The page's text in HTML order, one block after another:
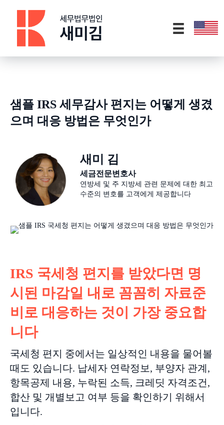
샘플 IRS 세무감사 편지는 어떻게 생겼
으며 대응 방법은 무엇인가
새미 김
세금전문변호사
연방세 및 주 지방세 관련 문제에 대한 최고
수준의 변호를 고객에게 제공합니다
IRS 국세청 편지를 받았다면 명
시된 마감일 내로 꼼꼼히 자료준
비로 대응하는 것이 가장 중요합
니다
국세청 편지 중에서는 일상적인 내용을 물어볼
때도 있습니다. 납세자 연락정보, 부양자 관계,
항목공제 내용, 누락된 소득, 크레딧 자격조건,
합산 및 개별보고 여부 등을 확인하기 위해서
입니다.